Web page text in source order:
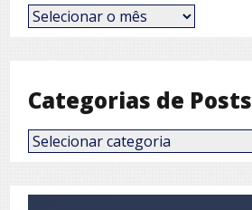
Posts
por
Categorias de Posts
Categorias
de